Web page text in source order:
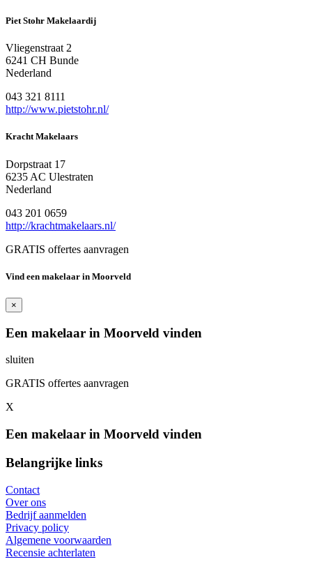
Piet Stohr Makelaardij
Vliegenstraat 2
6241 CH Bunde
Nederland
043 321 8111
http://www.pietstohr.nl/
Kracht Makelaars
Dorpstraat 17
6235 AC Ulestraten
Nederland
043 201 0659
http://krachtmakelaars.nl/
GRATIS offertes aanvragen
Vind een makelaar in Moorveld
×
Een makelaar in Moorveld vinden
sluiten
GRATIS offertes aanvragen
X
Een makelaar in Moorveld vinden
Belangrijke links
Contact
Over ons
Bedrijf aanmelden
Privacy policy
Algemene voorwaarden
Recensie achterlaten